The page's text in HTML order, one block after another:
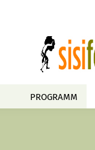
PROGRAMM